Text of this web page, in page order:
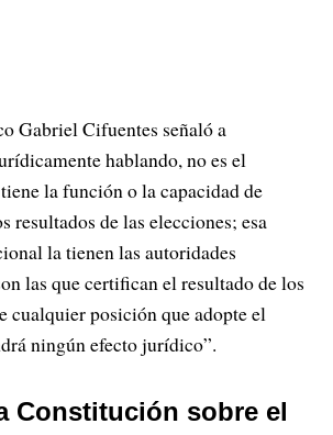
Gabriel Cifuentes señaló a
hablando, no es el
la función o la capacidad de
resultados de las elecciones; esa
la tienen las autoridades
las que certifican el resultado de los
cualquier posición que adopte el
ningún efecto jurídico”.
Constitución sobre el